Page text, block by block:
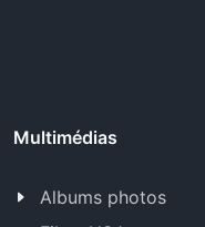
Multimédias
Albums photos